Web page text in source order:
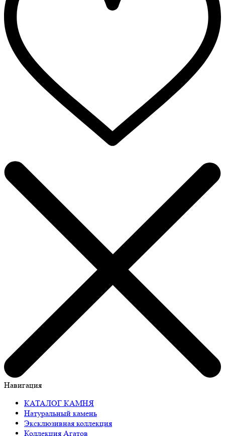
Навигация
КАТАЛОГ КАМНЯ
Натуральный камень
Эксклюзивная коллекция
Коллекция Агатов